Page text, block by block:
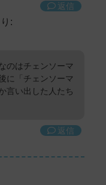
返信
:
のはチェンソーマ
に「チェンソーマ
言い出した人たち
返信